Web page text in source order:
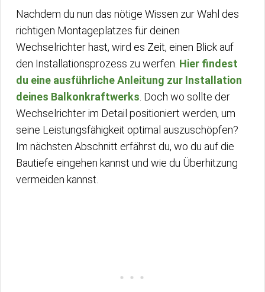
Nachdem du nun das nötige Wissen zur Wahl des
richtigen Montageplatzes für deinen
Wechselrichter hast, wird es Zeit, einen Blick auf
den Installationsprozess zu werfen. Hier findest
du eine ausführliche Anleitung zur Installation
deines Balkonkraftwerks . Doch wo sollte der
Wechselrichter im Detail positioniert werden, um
seine Leistungsfähigkeit optimal auszuschöpfen?
Im nächsten Abschnitt erfährst du, wo du auf die
Bautiefe eingehen kannst und wie du Überhitzung
vermeiden kannst.